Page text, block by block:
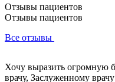
Отзывы пациентов
Отзывы пациентов
Все отзывы
Хочу выразить огромную
врачу, Заслуженному